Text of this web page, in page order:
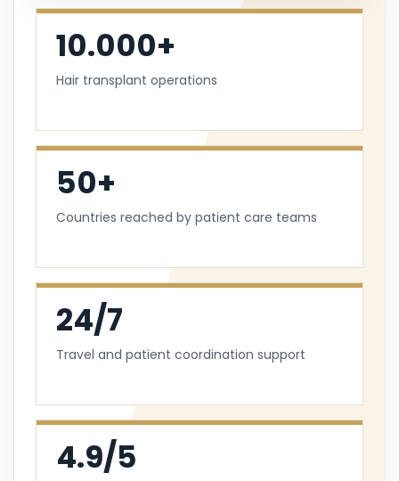
10.000+
Hair transplant operations
50+
Countries reached by patient care teams
24/7
Travel and patient coordination support
4.9/5